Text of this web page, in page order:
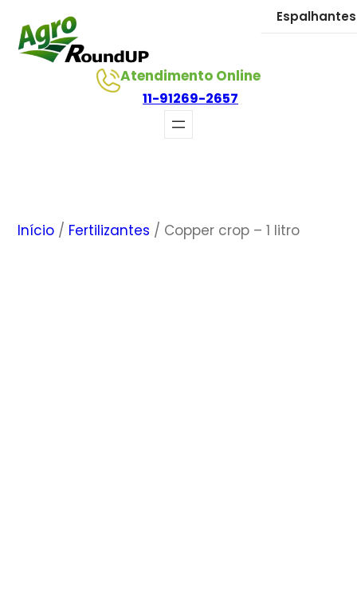
para
Atendimento Online
11-91269-2657
Espalhantes
Início / Fertilizantes / Copper crop – 1 litro